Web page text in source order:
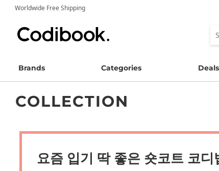
Worldwide Free Shipping
Brands Categories Deals
COLLECTION
요즘 입기 딱 좋은 숏코트 코디